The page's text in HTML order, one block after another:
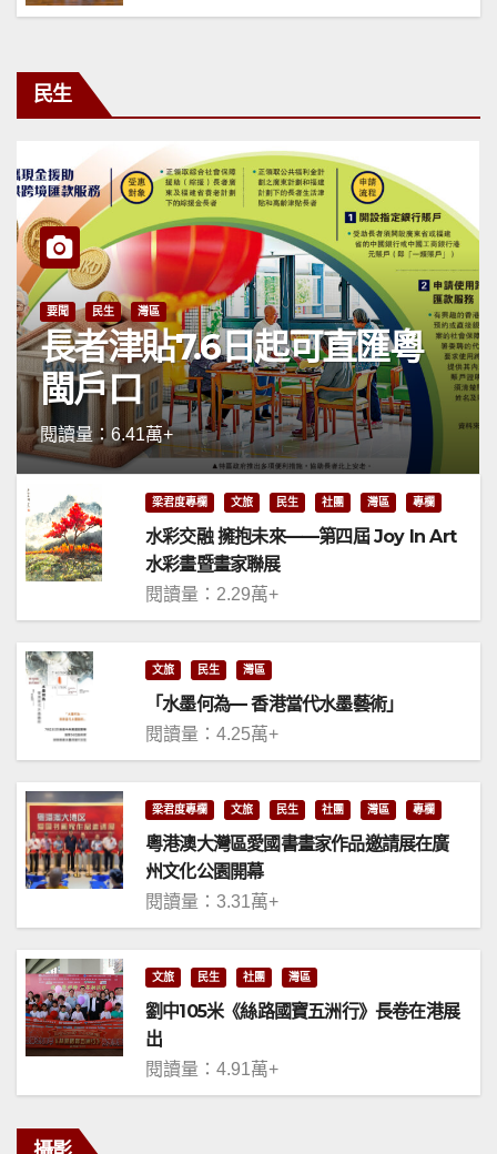
民生
要聞 民生 灣區
長者津貼7.6日起可直匯粵
閩戶口
閱讀量：6.41萬+
梁君度專欄 文旅 民生 社團 灣區 專欄
水彩交融 擁抱未來——第四屆 Joy In Art
水彩畫暨畫家聯展
閱讀量：2.29萬+
文旅 民生 灣區
「水墨何為— 香港當代水墨藝術」
閱讀量：4.25萬+
梁君度專欄 文旅 民生 社團 灣區 專欄
粵港澳大灣區愛國書畫家作品邀請展在廣
州文化公園開幕
閱讀量：3.31萬+
文旅 民生 社團 灣區
劉中105米《絲路國寶五洲行》長卷在港展
出
閱讀量：4.91萬+